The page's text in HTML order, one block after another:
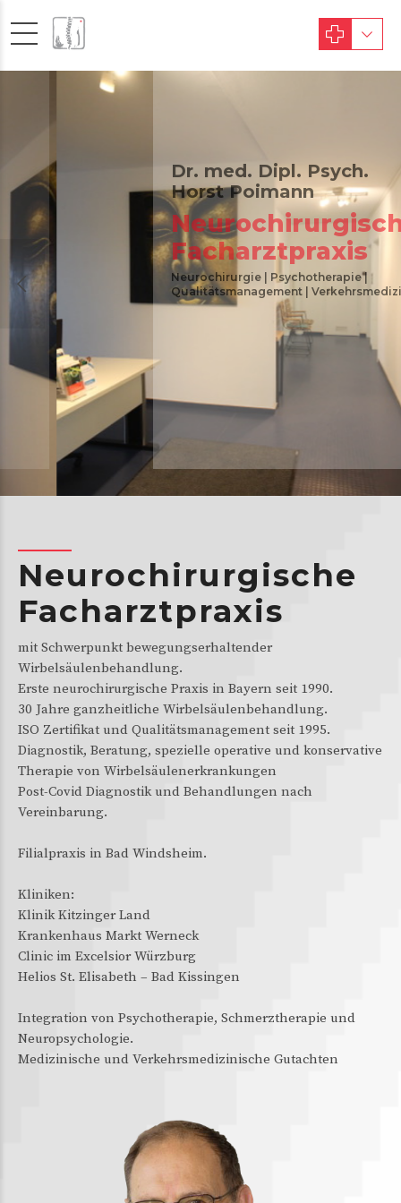
Dr. med. Dipl. Psych.
Horst Poimann
Neurochirurgische
Facharztpraxis
Neurochirurgie | Psychotherapie |
Qualitätsmanagement | Verkehrsmedizin
Neurochirurgische
Facharztpraxis
mit Schwerpunkt bewegungserhaltender
Wirbelsäulenbehandlung.
Erste neurochirurgische Praxis in Bayern seit 1990.
30 Jahre ganzheitliche Wirbelsäulenbehandlung.
ISO Zertifikat und Qualitätsmanagement seit 1995.
Diagnostik, Beratung, spezielle operative und konservative
Therapie von Wirbelsäulenerkrankungen
Post-Covid Diagnostik und Behandlungen nach
Vereinbarung.
Filialpraxis in Bad Windsheim.
Kliniken:
Klinik Kitzinger Land
Krankenhaus Markt Werneck
Clinic im Excelsior Würzburg
Helios St. Elisabeth – Bad Kissingen
Integration von Psychotherapie, Schmerztherapie und
Neuropsychologie.
Medizinische und Verkehrsmedizinische Gutachten